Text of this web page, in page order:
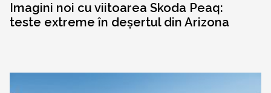
Imagini noi cu viitoarea Skoda Peaq:
teste extreme în deșertul din Arizona